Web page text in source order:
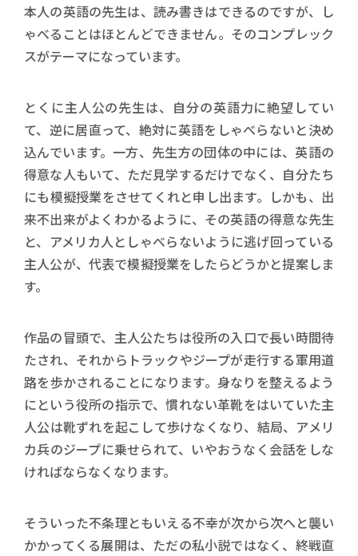
本人の英語の先生は、読み書きはできるのですが、し
ゃべることはほとんどできません。そのコンプレック
スがテーマになっています。
とくに主人公の先生は、自分の英語力に絶望してい
て、逆に居直って、絶対に英語をしゃべらないと決め
込んでいます。一方、先生方の団体の中には、英語の
得意な人もいて、ただ見学するだけでなく、自分たち
にも模擬授業をさせてくれと申し出ます。しかも、出
来不出来がよくわかるように、その英語の得意な先生
と、アメリカ人としゃべらないように逃げ回っている
主人公が、代表で模擬授業をしたらどうかと提案しま
す。
作品の冒頭で、主人公たちは役所の入口で長い時間待
たされ、それからトラックやジープが走行する軍用道
路を歩かされることになります。身なりを整えるよう
にという役所の指示で、慣れない革靴をはいていた主
人公は靴ずれを起こして歩けなくなり、結局、アメリ
カ兵のジープに乗せられて、いやおうなく会話をしな
ければならなくなります。
そういった不条理ともいえる不幸が次から次へと襲い
かかってくる展開は、ただの私小説ではなく、終戦直